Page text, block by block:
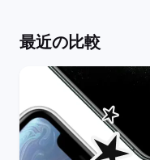
最近の比較